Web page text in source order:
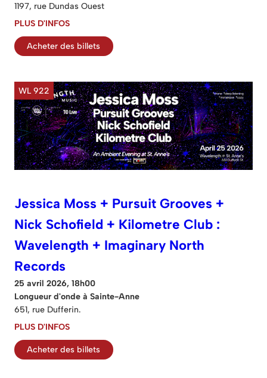
1197, rue Dundas Ouest
PLUS D'INFOS
Acheter des billets
WL 922
Jessica Moss + Pursuit Grooves +
Nick Schofield + Kilometre Club :
Wavelength + Imaginary North
Records
25 avril 2026, 18h00
Longueur d'onde à Sainte-Anne
651, rue Dufferin.
PLUS D'INFOS
Acheter des billets